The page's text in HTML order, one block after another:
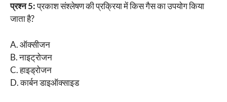
प्रश्न 5:प्रकाश संश्लेषण की प्रक्रिया में किस गैस का उपयोग किया
जाता है?
A. ऑक्सीजन
B. नाइट्रोजन
C. हाइड्रोजन
D. कार्बन डाइऑक्साइड